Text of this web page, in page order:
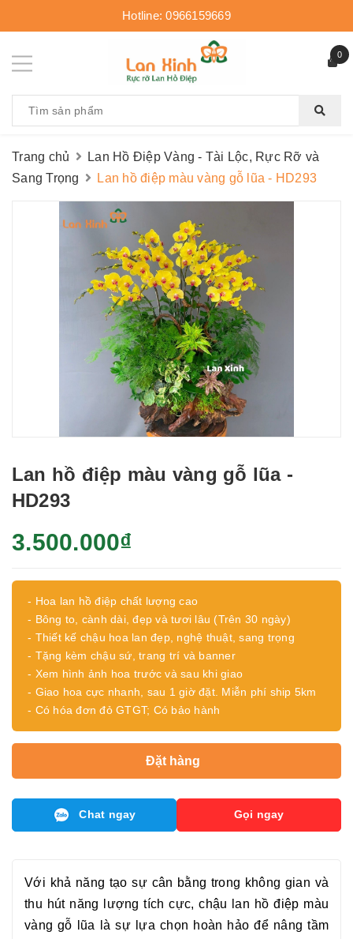
Hotline:0966159669
0
Trang chủ
Lan Hồ Điệp Vàng - Tài Lộc, Rực Rỡ và
Sang Trọng
Lan hồ điệp màu vàng gỗ lũa - HD293
Lan hồ điệp màu vàng gỗ lũa -
HD293
3.500.000₫
- Hoa lan hồ điệp chất lượng cao
- Bông to, cành dài, đẹp và tươi lâu (Trên 30 ngày)
- Thiết kế chậu hoa lan đẹp, nghệ thuật, sang trọng
- Tặng kèm chậu sứ, trang trí và banner
- Xem hình ảnh hoa trước và sau khi giao
- Giao hoa cực nhanh, sau 1 giờ đặt. Miễn phí ship 5km
- Có hóa đơn đỏ GTGT; Có bảo hành
Đặt hàng
Chat ngay Gọi ngay
Với khả năng tạo sự cân bằng trong không gian và
thu hút năng lượng tích cực, chậu
lan hồ điệp màu
vàng gỗ lũa là sự lựa chọn hoàn hảo để nâng tầm